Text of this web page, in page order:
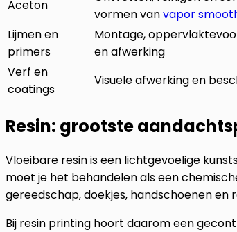
Aceton
vormen vanvapor
Lijmen en
primers
Montage,
en afwerking
Verf en
coatings
Visuele afwerking en
Resin: grootste
Vloeibare resin is een lichtgevoelige
moet je het behandelen als een
gereedschap, doekjes, handschoenen
Bij resin printing hoort daarom een